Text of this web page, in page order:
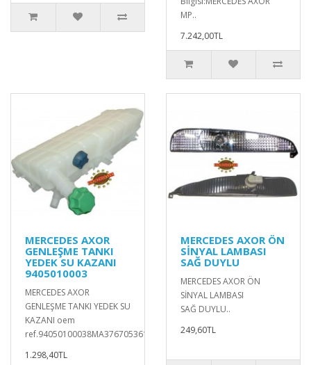
MP..
7.242,00TL
MERCEDES AXOR
GENLEŞME TANKI
YEDEK SU KAZANI
9405010003
MERCEDES AXOR
GENLEŞME TANKI YEDEK SU
KAZANI oem
ref.94050100038MA376705361..
1.298,40TL
MERCEDES AXOR ÖN
SİNYAL LAMBASI
SAĞ DUYLU
MERCEDES AXOR ÖN
SİNYAL LAMBASI
SAĞ DUYLU..
249,60TL